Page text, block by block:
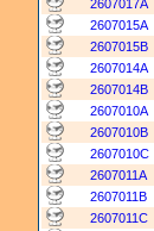
2607017A
2607015A
2607015B
2607014A
2607014B
2607010A
2607010B
2607010C
2607011A
2607011B
2607011C